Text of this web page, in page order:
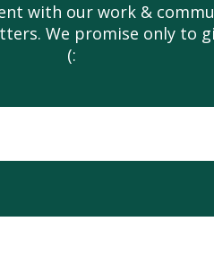
with our work &
We promise only to
(: